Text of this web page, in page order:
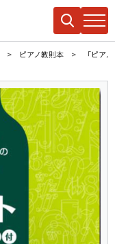
ピアノ教則本 「ピア